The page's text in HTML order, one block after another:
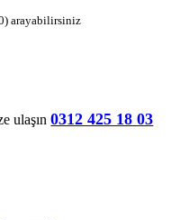
arayabilirsiniz
ulaşın 0312 425 18 03